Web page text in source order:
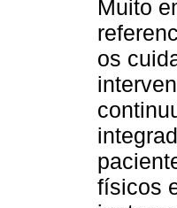
Muito
os
físicos